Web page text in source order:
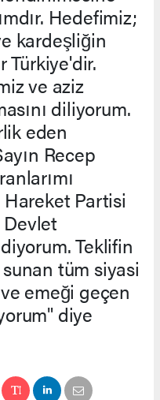
Hedefimiz;
kardeşliğin
Türkiye'dir.
ve aziz
diliyorum.
eden
Recep
Partisi
Devlet
Teklifin
sunan tüm siyasi
emeği geçen
diye